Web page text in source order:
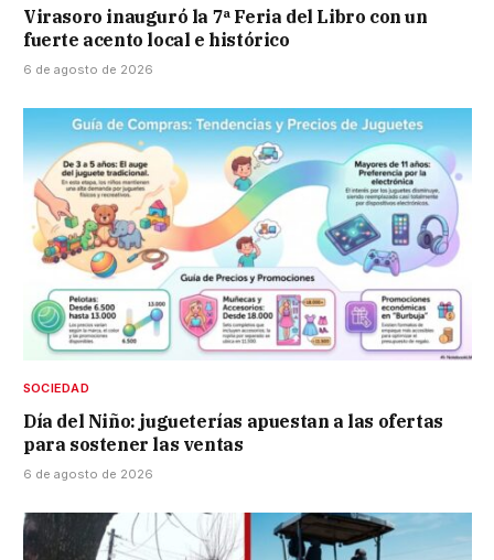
Virasoro inauguró la 7ª Feria del Libro con un
fuerte acento local e histórico
6 de agosto de 2026
SOCIEDAD
Día del Niño: jugueterías apuestan a las ofertas
para sostener las ventas
6 de agosto de 2026